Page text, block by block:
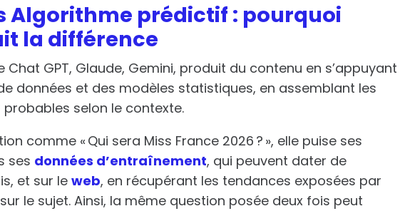
Algorithme prédictif : pourquoi
la différence
Chat GPT, Glaude, Gemini, produit du contenu en s’appuyant
données et des modèles statistiques, en assemblant les
selon le contexte.
comme « Qui sera Miss France 2026 ? », elle puise ses
ses données d’entraînement, qui peuvent dater de
et sur leweb, en récupérant les tendances exposées par
le sujet. Ainsi, la même question posée deux fois peut